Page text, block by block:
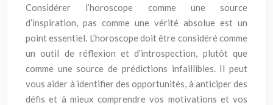
Considérer l’horoscope comme une source
d’inspiration, pas comme une vérité absolue est un
point essentiel. L’horoscope doit être considéré comme
un outil de réflexion et d’introspection, plutôt que
comme une source de prédictions infaillibles. Il peut
vous aider à identifier des opportunités, à anticiper des
défis et à mieux comprendre vos motivations et vos